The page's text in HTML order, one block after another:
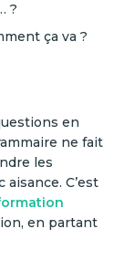
?
ça va ?
en
ne fait
les
aisance. C’est
en partant